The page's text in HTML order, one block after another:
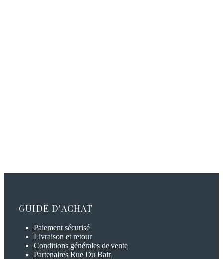
GUIDE D'ACHAT
Paiement sécurisé
Livraison et retour
Conditions générales de vente
Partenaires Rue Du Bain